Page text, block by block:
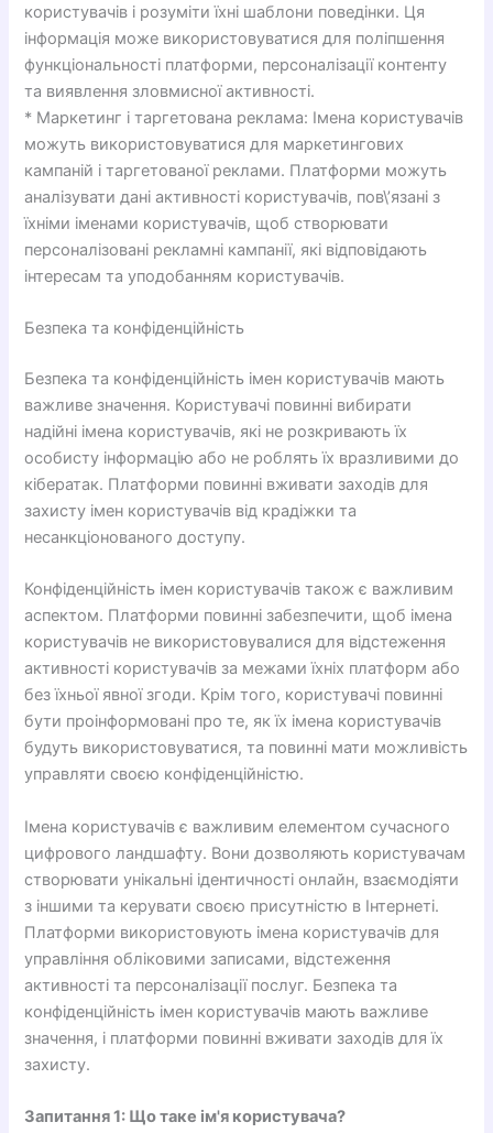
користувачів і розуміти їхні шаблони поведінки. Ця
інформація може використовуватися для поліпшення
функціональності платформи, персоналізації контенту
та виявлення зловмисної активності.
* Маркетинг і таргетована реклама: Імена користувачів
можуть використовуватися для маркетингових
кампаній і таргетованої реклами. Платформи можуть
аналізувати дані активності користувачів, пов\’язані з
їхніми іменами користувачів, щоб створювати
персоналізовані рекламні кампанії, які відповідають
інтересам та уподобанням користувачів.
Безпека та конфіденційність
Безпека та конфіденційність імен користувачів мають
важливе значення. Користувачі повинні вибирати
надійні імена користувачів, які не розкривають їх
особисту інформацію або не роблять їх вразливими до
кібератак. Платформи повинні вживати заходів для
захисту імен користувачів від крадіжки та
несанкціонованого доступу.
Конфіденційність імен користувачів також є важливим
аспектом. Платформи повинні забезпечити, щоб імена
користувачів не використовувалися для відстеження
активності користувачів за межами їхніх платформ або
без їхньої явної згоди. Крім того, користувачі повинні
бути проінформовані про те, як їх імена користувачів
будуть використовуватися, та повинні мати можливість
управляти своєю конфіденційністю.
Імена користувачів є важливим елементом сучасного
цифрового ландшафту. Вони дозволяють користувачам
створювати унікальні ідентичності онлайн, взаємодіяти
з іншими та керувати своєю присутністю в Інтернеті.
Платформи використовують імена користувачів для
управління обліковими записами, відстеження
активності та персоналізації послуг. Безпека та
конфіденційність імен користувачів мають важливе
значення, і платформи повинні вживати заходів для їх
захисту.
Запитання 1: Що таке ім'я користувача?